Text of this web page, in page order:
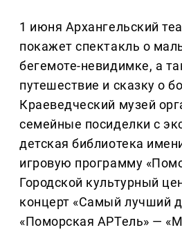
1 июня Архангельский
покажет спектакль о
бегемоте-невидимке, а
путешествие и сказку о
Краеведческий музей
семейные посиделки с
детская библиотека
игровую программу
Городской культурный
концерт «Самый лучший
«Поморская АРТель» —